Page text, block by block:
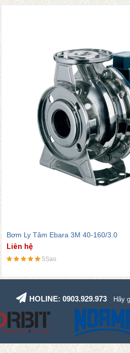
Bơm Ly Tâm Ebara 3M 40-
Liên hệ
HOLINE: 0903.929.973 Hãy